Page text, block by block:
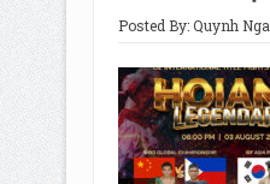
Posted By:Quynh Nga